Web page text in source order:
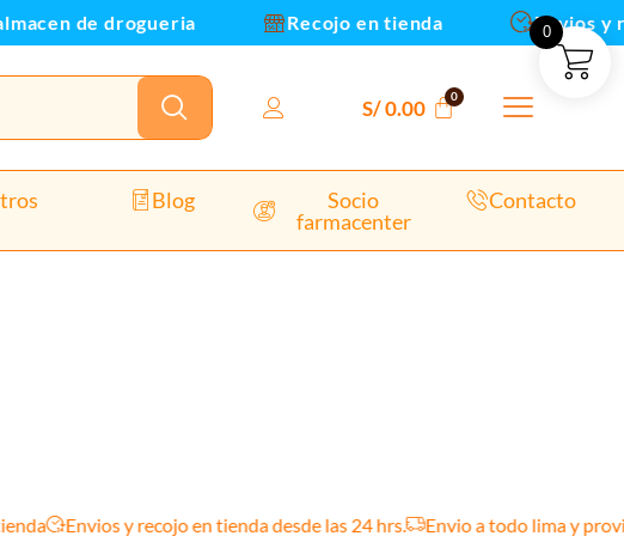
de drogueria Recojo en tienda Envios y
S/0.00
Blog
Socio
farmacenter
Contacto
Envios y recojo en tienda desde las 24 hrs. Envio a todo lima y
0